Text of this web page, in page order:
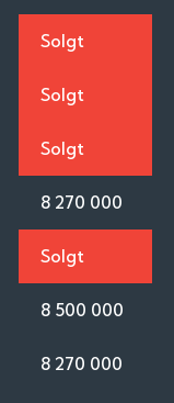
Solgt
Solgt
8 270 000
Solgt
8 500 000
8 270 000
Solgt